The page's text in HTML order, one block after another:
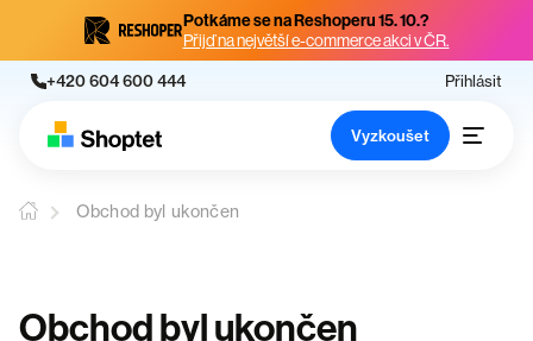
Potkáme se na Reshoperu 15. 10.?
Přijď na největší e-commerce akci v ČR.
+420 604 600 444 Přihlásit
Vyzkoušet
Obchod byl ukončen
Obchod byl ukončen